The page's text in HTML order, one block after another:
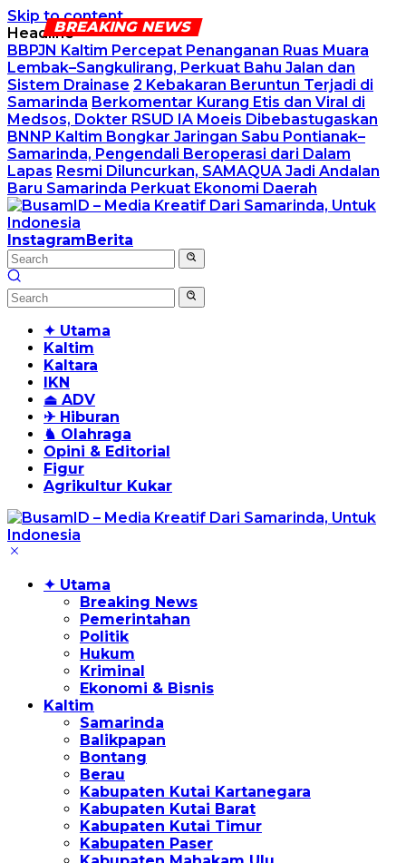
Skip to content
Headline
BBPJN Kaltim Percepat Penanganan Ruas Muara
Lembak–Sangkulirang, Perkuat Bahu Jalan dan
Sistem Drainase 2 Kebakaran Beruntun Terjadi di
Samarinda Berkomentar Kurang Etis dan Viral di
Medsos, Dokter RSUD IA Moeis Dibebastugaskan
BNNP Kaltim Bongkar Jaringan Sabu Pontianak–
Samarinda, Pengendali Beroperasi dari Dalam
Lapas Resmi Diluncurkan, SAMAQUA Jadi Andalan
Baru Samarinda Perkuat Ekonomi Daerah
InstagramBerita
✦ Utama
Kaltim
Kaltara
IKN
⏏ ADV
✈ Hiburan
♞ Olahraga
Opini & Editorial
Figur
Agrikultur Kukar
✦ Utama
Breaking News
Pemerintahan
Politik
Hukum
Kriminal
Ekonomi & Bisnis
Kaltim
Samarinda
Balikpapan
Bontang
Berau
Kabupaten Kutai Kartanegara
Kabupaten Kutai Barat
Kabupaten Kutai Timur
Kabupaten Paser